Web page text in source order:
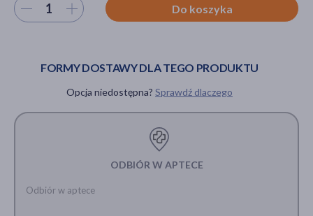
Wybierz ilość Do koszyka
FORMY DOSTAWY DLA TEGO PRODUKTU
Opcja niedostępna? Sprawdź dlaczego
ODBIÓR W APTECE
Odbiór w aptece